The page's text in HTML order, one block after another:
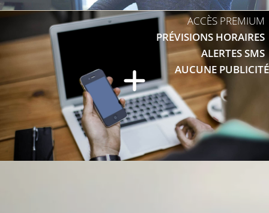
ACCÈS PREMIUM
PRÉVISIONS HORAIRES
ALERTES SMS
AUCUNE PUBLICITÉ